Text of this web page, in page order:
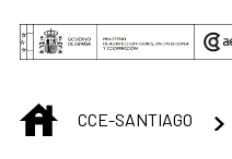
Skip to Main Content
INICIOCCE-SANTIAGO